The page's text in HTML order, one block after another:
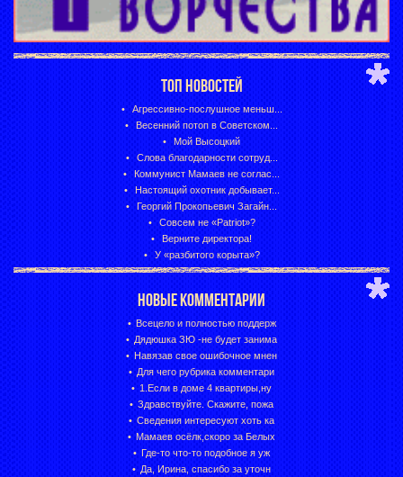
ТОП НОВОСТЕЙ
Агрессивно-послушное меньш...
Весенний потоп в Советском...
Мой Высоцкий
Слова благодарности сотруд...
Коммунист Мамаев не соглас...
Настоящий охотник добывает...
Георгий Прокопьевич Загайн...
Совсем не «Patriot»?
Верните директора!
У «разбитого корыта»?
НОВЫЕ КОММЕНТАРИИ
Всецело и полностью поддерж
Дядюшка ЗЮ -не будет занима
Навязав свое ошибочное мнен
Для чего рубрика комментари
1.Если в доме 4 квартиры,ну
Здравствуйте. Скажите, пожа
Сведения интересуют хоть ка
Мамаев осёлк,скоро за Белых
Где-то что-то подобное я уж
Да, Ирина, спасибо за уточн